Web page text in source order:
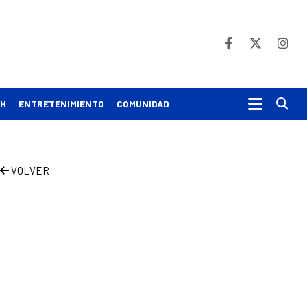
ENTRETENIMIENTO COMUNIDAD
VOLVER